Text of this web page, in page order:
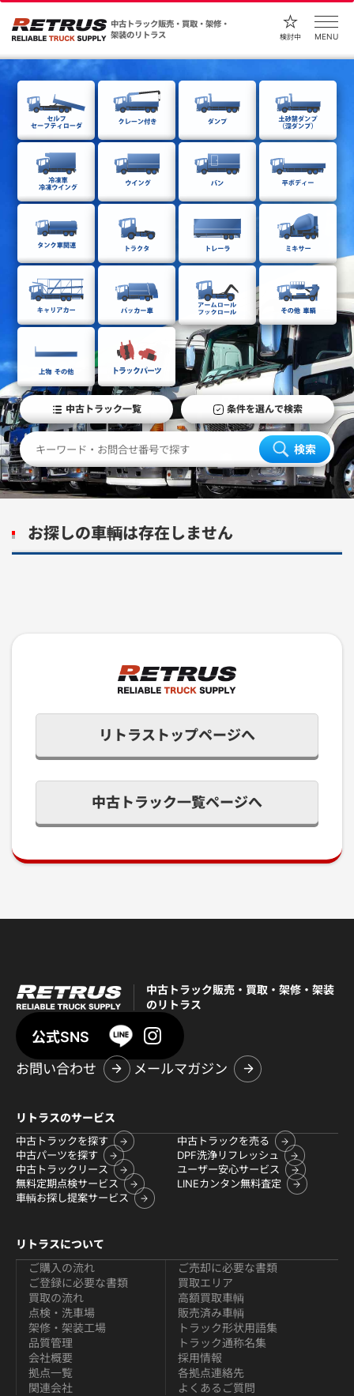
中古トラック販売・買取・架修・
架装のリトラス
検討中 MENU
中古トラック一覧 条件を選んで検索
検索
お探しの車輌は存在しません
リトラストップページへ
中古トラック一覧ページへ
中古トラック販売・買取・架修・架装
のリトラス
公式SNS
お問い合わせ
メールマガジン
リトラスのサービス
中古トラックを探す
中古トラックを売る
中古パーツを探す
DPF洗浄リフレッシュ
中古トラックリース
ユーザー安心サービス
無料定期点検サービス
LINEカンタン無料査定
車輌お探し提案サービス
リトラスについて
ご購入の流れ
ご登録に必要な書類
買取の流れ
ご売却に必要な書類
買取エリア
高額買取車輌
点検・洗車場
架修・架装工場
品質管理
販売済み車輌
トラック形状用語集
トラック通称名集
会社概要
拠点一覧
関連会社
採用情報
各拠点連絡先
よくあるご質問